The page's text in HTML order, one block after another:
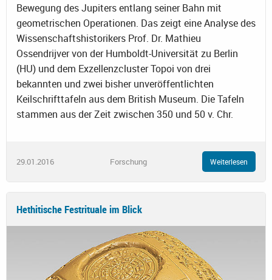
Bewegung des Jupiters entlang seiner Bahn mit
geometrischen Operationen. Das zeigt eine Analyse des
Wissenschaftshistorikers Prof. Dr. Mathieu
Ossendrijver von der Humboldt-Universität zu Berlin
(HU) und dem Exzellenzcluster Topoi von drei
bekannten und zwei bisher unveröffentlichten
Keilschrifttafeln aus dem British Museum. Die Tafeln
stammen aus der Zeit zwischen 350 und 50 v. Chr.
29.01.2016 Forschung Weiterlesen
Hethitische Festrituale im Blick